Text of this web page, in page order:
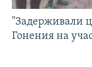
"Задерживали
Гонения на